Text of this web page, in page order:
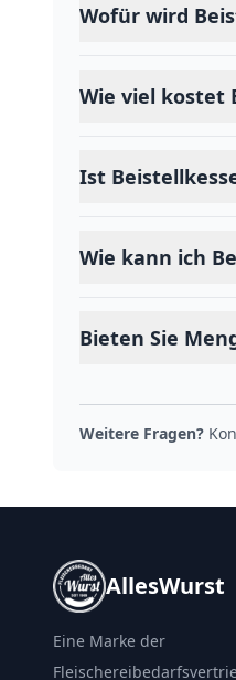
Wofür wird
Wie viel kostet
Ist
Wie kann ich
Bieten Sie
Weitere Fragen?
AllesWurst
Eine Marke der